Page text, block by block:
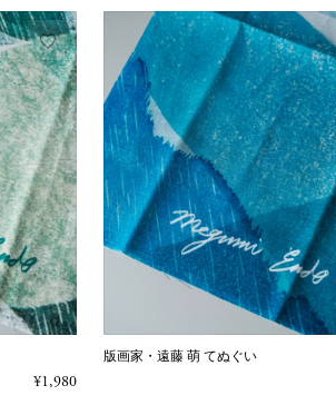
¥1,980
版画家・遠藤 萌 てぬぐい